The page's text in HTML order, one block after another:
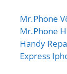
Mr.Phone
Mr.Phone
Handy
Express